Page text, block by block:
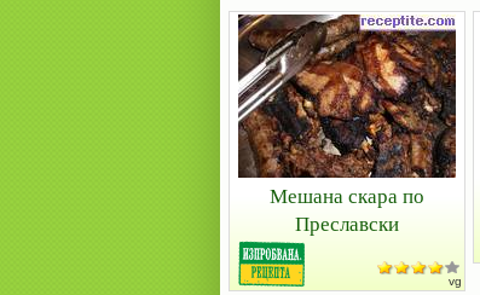
Мешана скара по
Преславски
vg